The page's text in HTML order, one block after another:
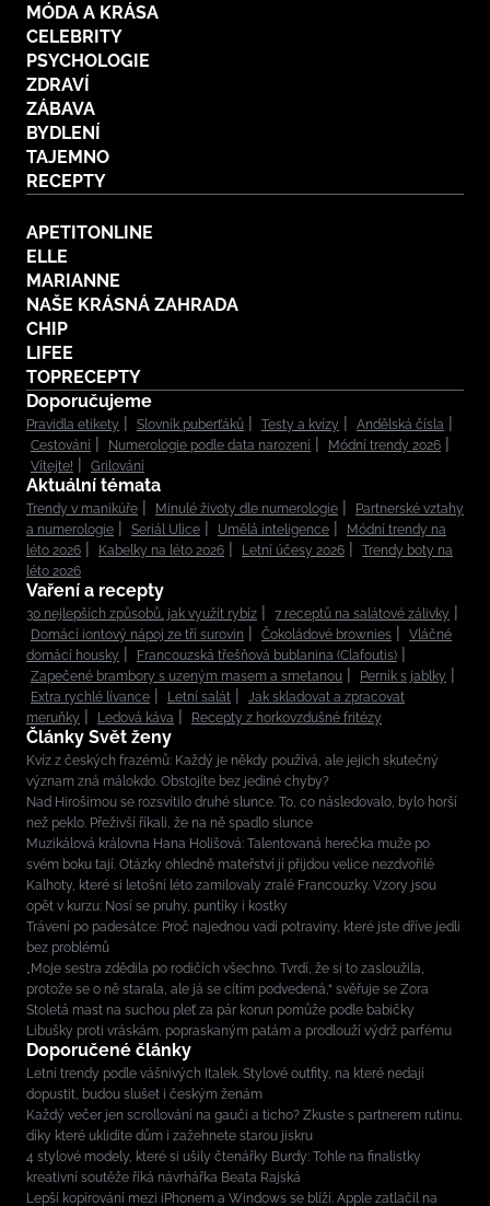
MÓDA A KRÁSA
CELEBRITY
PSYCHOLOGIE
ZDRAVÍ
ZÁBAVA
BYDLENÍ
TAJEMNO
RECEPTY
APETITONLINE
ELLE
MARIANNE
NAŠE KRÁSNÁ ZAHRADA
CHIP
LIFEE
TOPRECEPTY
Doporučujeme
Pravidla etikety Slovník puberťáků Testy a kvízy
Andělská čísla
Cestování
Numerologie podle data narození
Módní trendy 2026
Vítejte!
Grilování
Aktuální témata
Trendy v manikúře Minulé životy dle numerologie
Partnerské vztahy
a numerologie
Seriál Ulice Umělá inteligence
Módní trendy na
léto 2026
Kabelky na léto 2026 Letní účesy 2026
Trendy boty na
léto 2026
Vaření a recepty
30 nejlepších způsobů, jak využít rybíz
7 receptů na salátové zálivky
Domácí iontový nápoj ze tří surovin
Čokoládové brownies
Vláčné
domácí housky
Francouzská třešňová bublanina (Clafoutis)
Zapečené brambory s uzeným masem a smetanou
Perník s jablky
Extra rychlé lívance
Letní salát
Jak skladovat a zpracovat
meruňky
Ledová káva Recepty z horkovzdušné fritézy
Články Svět ženy
Kvíz z českých frazémů: Každý je někdy používá, ale jejich skutečný
význam zná málokdo. Obstojíte bez jediné chyby?
Nad Hirošimou se rozsvítilo druhé slunce. To, co následovalo, bylo horší
než peklo. Přeživší říkali, že na ně spadlo slunce
Muzikálová královna Hana Holišová: Talentovaná herečka muže po
svém boku tají. Otázky ohledně mateřství jí přijdou velice nezdvořilé
Kalhoty, které si letošní léto zamilovaly zralé Francouzky. Vzory jsou
opět v kurzu: Nosí se pruhy, puntíky i kostky
Trávení po padesátce: Proč najednou vadí potraviny, které jste dříve jedli
bez problémů
„Moje sestra zdědila po rodičích všechno. Tvrdí, že si to zasloužila,
protože se o ně starala, ale já se cítím podvedená,“ svěřuje se Zora
Stoletá mast na suchou pleť za pár korun pomůže podle babičky
Libušky proti vráskám, popraskaným patám a prodlouží výdrž parfému
Doporučené články
Letní trendy podle vášnivých Italek. Stylové outfity, na které nedají
dopustit, budou slušet i českým ženám
Každý večer jen scrollování na gauči a ticho? Zkuste s partnerem rutinu,
díky které uklidíte dům i zažehnete starou jiskru
4 stylové modely, které si ušily čtenářky Burdy: Tohle na finalistky
kreativní soutěže říká návrhářka Beata Rajská
Lepší kopírování mezi iPhonem a Windows se blíží. Apple zatlačil na